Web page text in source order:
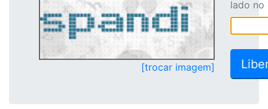
[trocar imagem]
lado no